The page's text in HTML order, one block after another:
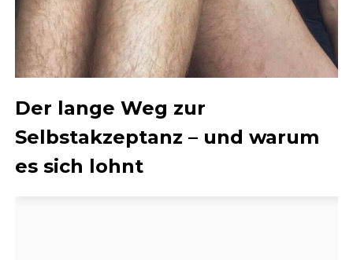
Der lange Weg zur
Selbstakzeptanz – und warum
es sich lohnt